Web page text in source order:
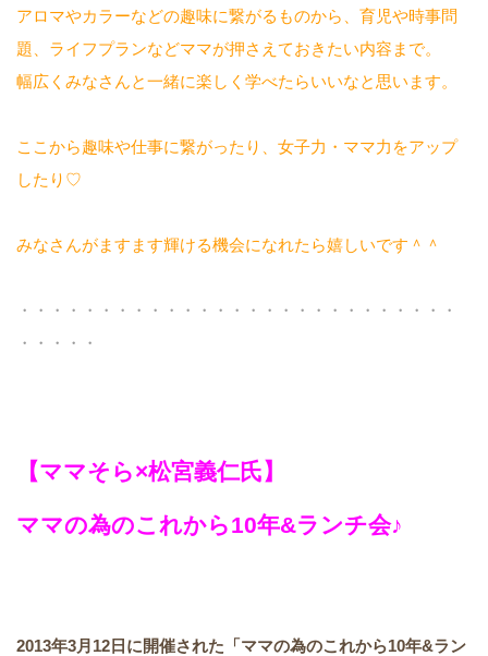
アロマやカラーなどの趣味に繋がるものから、育児や時事問
題、ライフプランなどママが押さえておきたい内容まで。
幅広くみなさんと一緒に楽しく学べたらいいなと思います。
ここから趣味や仕事に繋がったり、女子力・ママ力をアップ
したり♡
みなさんがますます輝ける機会になれたら嬉しいです＾＾
・・・・・・・・・・・・・・・・・・・・・・・・・・・
・・・・・
【ママそら×松宮義仁氏】
ママの為のこれから10年&ランチ会♪
2013年3月12日に開催された「ママの為のこれから10年&ラン